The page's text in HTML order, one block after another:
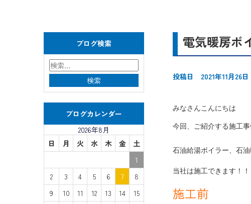
ブログ検索
ブログカレンダー
2026年8月
日
月 火 水 木 金
土
1
2
3 4 5 6 7
8
9
10 11 12 13 14
15
電気暖房ボ
投稿日 2021年11月26日
みなさんこんにちは
今回、ご紹介する施工
石油給湯ボイラー、石
当社は施工できます！！
施工前